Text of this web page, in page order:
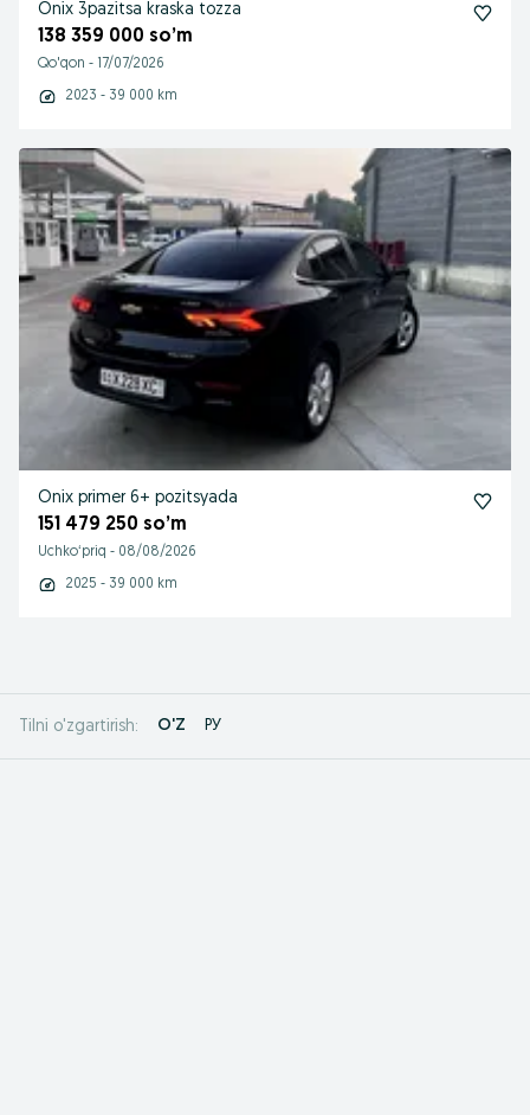
Onix 3pazitsa kraska tozza
138 359 000 so’m
Qo'qon - 17/07/2026
2023 - 39 000 km
Onix primer 6+ pozitsyada
151 479 250 so’m
Uchkoʻpriq - 08/08/2026
2025 - 39 000 km
Tilni o'zgartirish: O'Z РУ